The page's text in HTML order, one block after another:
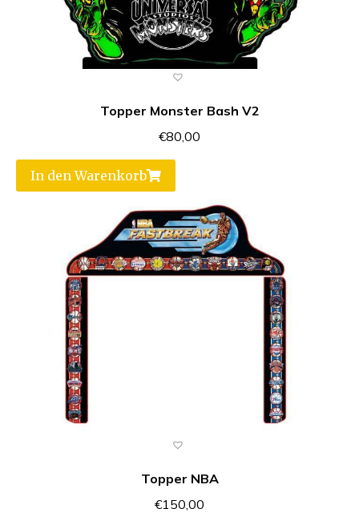
Topper Monster Bash V2
€80,00
In den Warenkorb
Topper NBA
€150,00